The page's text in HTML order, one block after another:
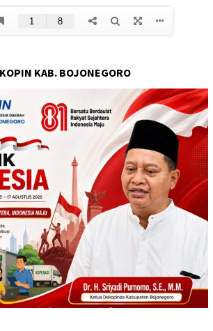
KAB. BOJONEGORO